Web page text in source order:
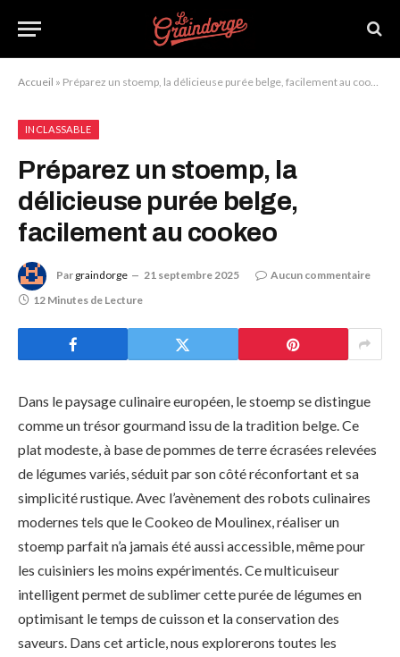
Accueil » Préparez un stoemp, la délicieuse purée belge, facilement au cookeo
INCLASSABLE
Préparez un stoemp, la
délicieuse purée belge,
facilement au cookeo
Par graindorge 21 septembre 2025
Aucun commentaire
12 Minutes de Lecture
Dans le paysage culinaire européen, le stoemp se distingue
comme un trésor gourmand issu de la tradition belge. Ce
plat modeste, à base de pommes de terre écrasées relevées
de légumes variés, séduit par son côté réconfortant et sa
simplicité rustique. Avec l’avènement des robots culinaires
modernes tels que le Cookeo de Moulinex, réaliser un
stoemp parfait n’a jamais été aussi accessible, même pour
les cuisiniers les moins expérimentés. Ce multicuiseur
intelligent permet de sublimer cette purée de légumes en
optimisant le temps de cuisson et la conservation des
saveurs. Dans cet article, nous explorerons toutes les